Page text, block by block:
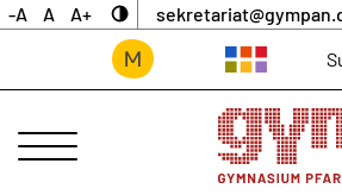
-A A A+
ANSPRECHPARTNER